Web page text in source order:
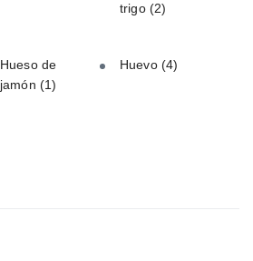
trigo(2)
Hueso de
jamón (1)
Huevo(4)